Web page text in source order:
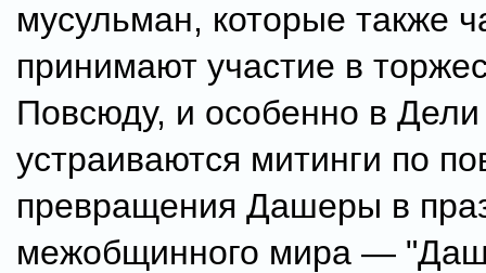
мусульман, которые также
принимают участие в
Повсюду, и особенно в Дели
устраиваются митинги по
превращения Дашеры в
межобщинного мира —